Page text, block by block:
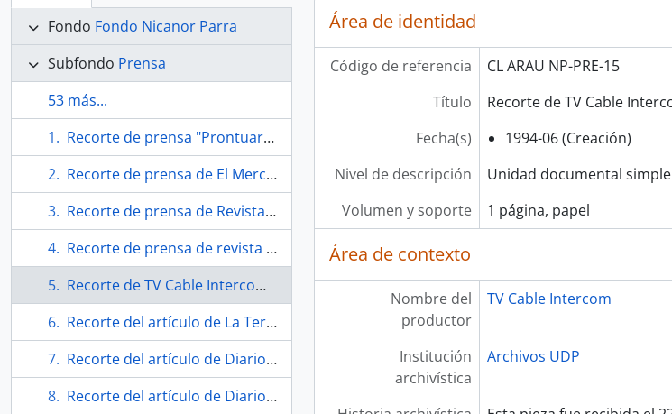
Fondo Fondo Nicanor Parra
Subfondo Prensa
53 más...
Recorte de prensa "Prontuario de Roberto Parra"
Recorte de prensa de El Mercurio "Aranzazú Yankovic y Francisco Melo protagonizan El rey Lear"
Recorte de prensa de Revista de libros "Los más vendidos"
Recorte de prensa de revista Qué Pasa "Lear/Parra style: Sin respeto"
Recorte de TV Cable Intercom "Algo tiene Chillán"
Recorte del artículo de La Tercera "Los cuadernos recuperados de Nicanor"
Recorte del artículo de Diario El Centro "Denuncian robo de cuadernos originales del Poeta Nicanor Parra"
Recorte del artículo de Diario Talca "Nicanor Parra : lanzan libro que reúne patrimonio editorial del poeta"
Área de identidad
Código de referencia
CL ARAU NP-PRE-15
Título
Recorte de TV Cable
Fecha(s)
1994-06 (Creación)
Nivel de descripción
Unidad documental simple
Volumen y soporte
1 página, papel
Área de contexto
Nombre del
productor
TV Cable Intercom
Institución
archivística
Archivos UDP